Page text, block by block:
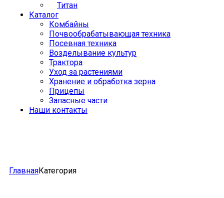
Титан
Каталог
Комбайны
Почвообрабатывающая техника
Посевная техника
Возделывание культур
Трактора
Уход за растениями
Хранение и обработка зерна
Прицепы
Запасные части
Наши контакты
ГлавнаяКатегория